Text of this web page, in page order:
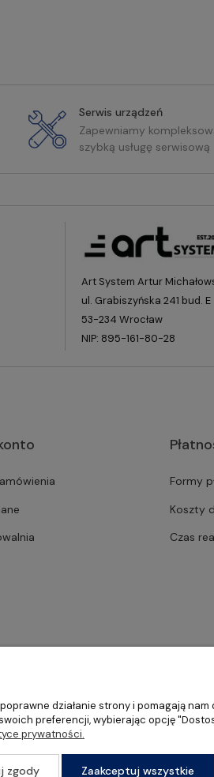
Serwis urządzeń
Zapewniamy
szybką usługę serwisową
Art System Artur
ul. Grabiszyńska 241 bud. E
53-234 Wrocław
NIP: 895-161-80-28
Formy
Koszty
Czas
gastronomii, restauracji oraz
Sklep
działanie strony i pomagają
preferencji, wybierając opcję
prywatności.
zgody Zaakceptuj wszystkie